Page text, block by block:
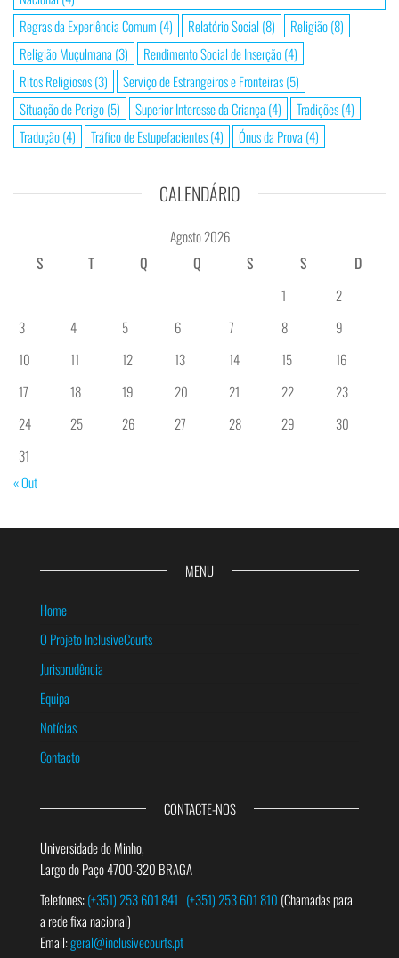
Regras da Experiência Comum (4) Relatório Social (8) Religião(8)
Religião Muçulmana (3) Rendimento Social de Inserção(4)
Ritos Religiosos(3) Serviço de Estrangeiros e Fronteiras(5)
Situação de Perigo(5) Superior Interesse da Criança (4) Tradições(4)
Tradução(4) Tráfico de Estupefacientes(4) Ónus da Prova (4)
CALENDÁRIO
Agosto 2026
S
T Q Q S S
D
1
2
3
4 5 6 7 8
9
10
11 12 13 14 15
16
17
18 19 20 21 22
23
24
25 26 27 28 29
30
31
« Out
MENU
Home
O Projeto InclusiveCourts
Jurisprudência
Equipa
Notícias
Contacto
CONTACTE-NOS
Universidade do Minho,
Largo do Paço 4700-320 BRAGA
Telefones:(+351) 253 601 841 (+351) 253 601 810 (Chamadas para
a rede fixa nacional)
Email:geral@inclusivecourts.pt